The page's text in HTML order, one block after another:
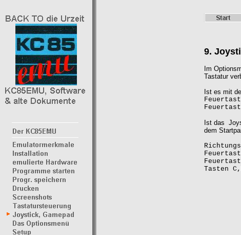
9.
Im
Tastatur
Ist es mit
Ist das
dem
Tasten
8